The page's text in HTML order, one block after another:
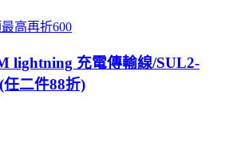
高再折600
lightning 充電傳輸線/SUL2-
二件88折)